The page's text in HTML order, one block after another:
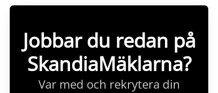
Jobbar du redan på
SkandiaMäklarna?
Var med och rekrytera din